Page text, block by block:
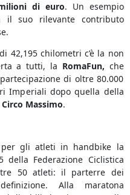
di euro. Un esempio
suo rilevante contributo
42,195 chilometri c’è la non
a tutti, la RomaFun, che
di oltre 80.000
Imperiali dopo quella della
Circo Massimo.
per gli atleti in handbike la
Federazione Ciclistica
50 atleti: il parterre dei
Alla maratona